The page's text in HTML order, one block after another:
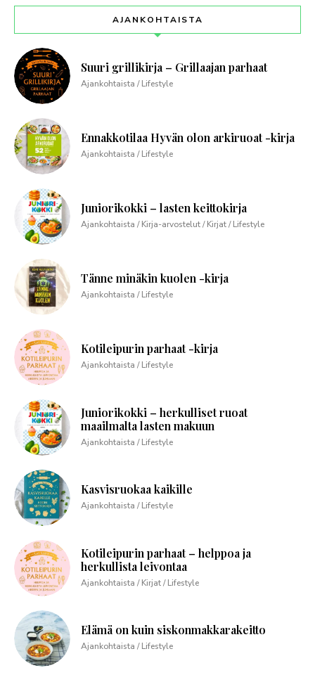
AJANKOHTAISTA
Suuri grillikirja – Grillaajan parhaat
Ajankohtaista / Lifestyle
Ennakkotilaa Hyvän olon arkiruoat -kirja
Ajankohtaista / Lifestyle
Juniorikokki – lasten keittokirja
Ajankohtaista / Kirja-arvostelut / Kirjat / Lifestyle
Tänne minäkin kuolen -kirja
Ajankohtaista / Lifestyle
Kotileipurin parhaat -kirja
Ajankohtaista / Lifestyle
Juniorikokki – herkulliset ruoat
maailmalta lasten makuun
Ajankohtaista / Lifestyle
Kasvisruokaa kaikille
Ajankohtaista / Lifestyle
Kotileipurin parhaat – helppoa ja
herkullista leivontaa
Ajankohtaista / Kirjat / Lifestyle
Elämä on kuin siskonmakkarakeitto
Ajankohtaista / Lifestyle